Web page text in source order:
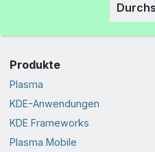
Produkte
Plasma
KDE-Anwendungen
KDE Frameworks
Plasma Mobile